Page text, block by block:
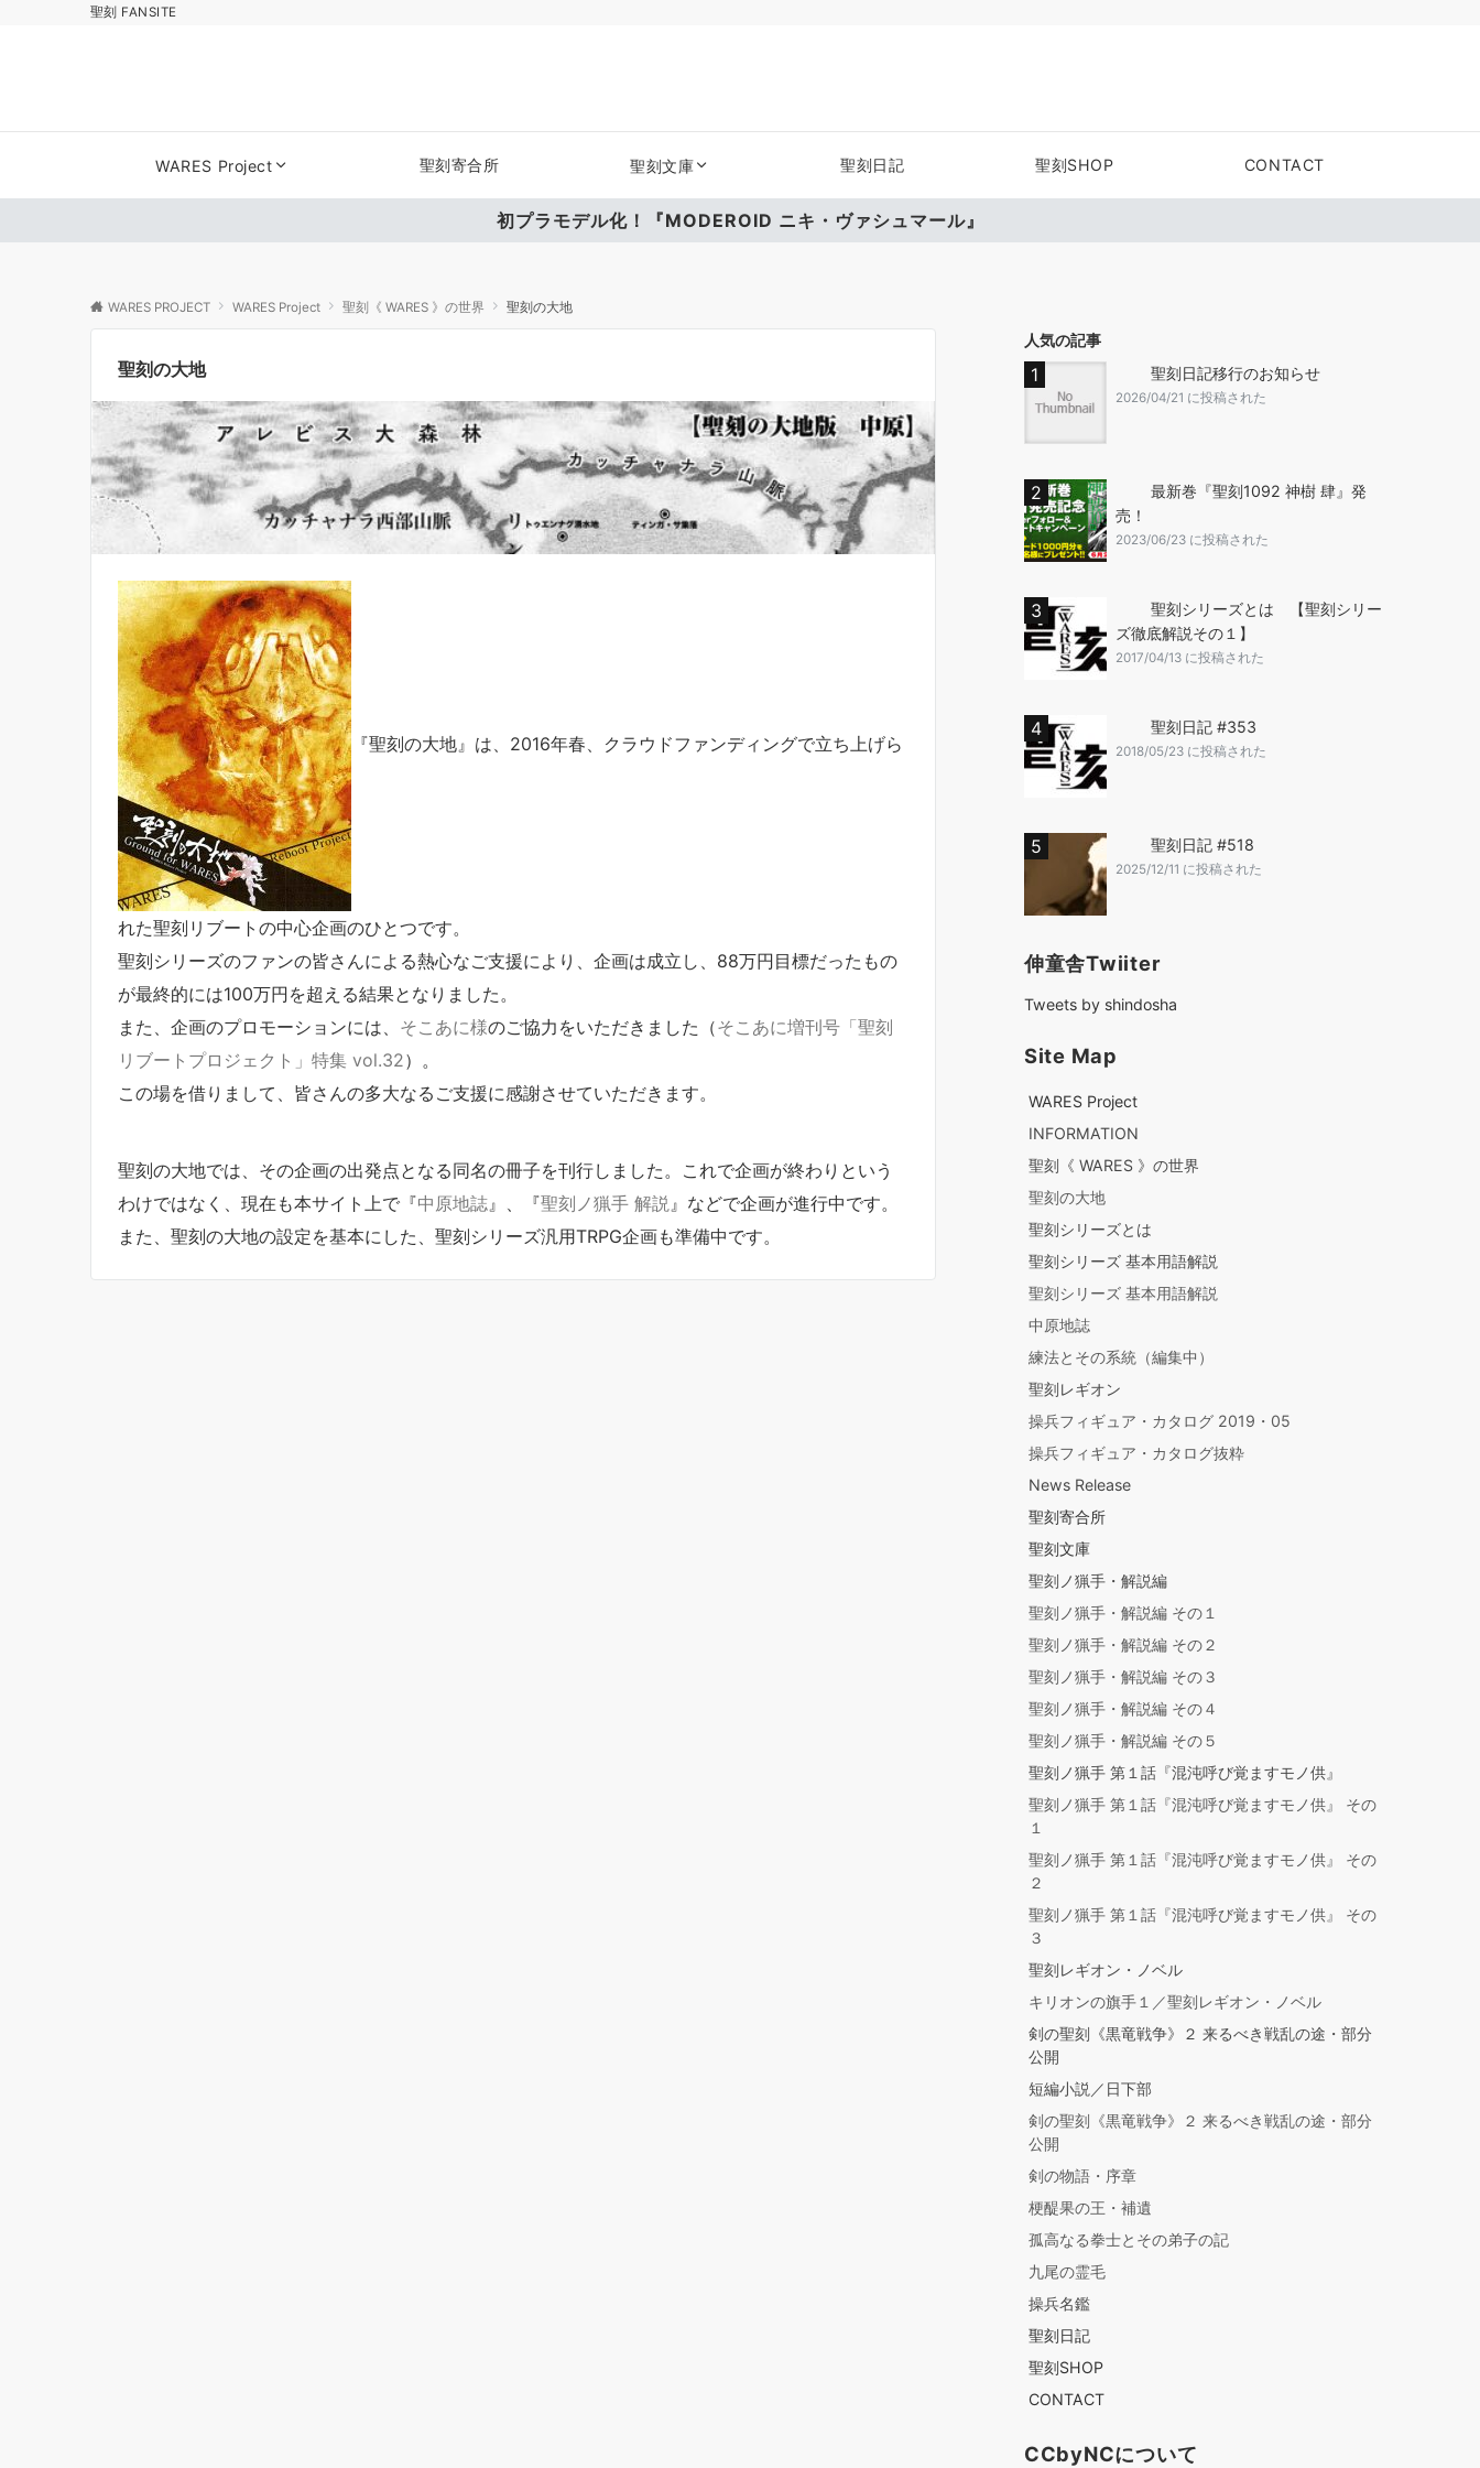
聖刻 FANSITE
WARES Project 聖刻寄合所 聖刻文庫 聖刻日記 聖刻SHOP CONTACT
初プラモデル化！『MODEROID ニキ・ヴァシュマール』
WARES PROJECT WARES Project 聖刻《 WARES 》の世界 聖刻の大地
聖刻の大地
『聖刻の大地』は、2016年春、クラウドファンディングで立ち上げら
れた聖刻リブートの中心企画のひとつです。
聖刻シリーズのファンの皆さんによる熱心なご支援により、企画は成立し、88万円目標だったもの
が最終的には100万円を超える結果となりました。
また、企画のプロモーションには、 そこあに様のご協力をいただきました （そこあに増刊号「聖刻
リブートプロジェクト」特集 vol.32） 。
この場を借りまして、皆さんの多大なるご支援に感謝させていただきます。
聖刻の大地では、その企画の出発点となる同名の冊子を刊行しました。これで企画が終わりという
わけではなく、現在も本サイト上で『中原地誌 』、『聖刻ノ猟手 解説 』などで企画が進行中です。
また、聖刻の大地の設定を基本にした、 聖刻シリーズ汎用TRPG企画も準備中です。
人気の記事
聖刻日記移行のお知らせ
2026/04/21 に投稿された
最新巻『聖刻1092 神樹 肆』発
売！
2023/06/23 に投稿された
聖刻シリーズとは 【聖刻シリー
ズ徹底解説その１】
2017/04/13 に投稿された
聖刻日記 #353
2018/05/23 に投稿された
聖刻日記 #518
2025/12/11 に投稿された
伸童舎Twiiter
Tweets by shindosha
Site Map
WARES Project
INFORMATION
聖刻《 WARES 》の世界
聖刻の大地
聖刻シリーズとは
聖刻シリーズ 基本用語解説
聖刻シリーズ 基本用語解説
中原地誌
練法とその系統（編集中）
聖刻レギオン
操兵フィギュア・カタログ 2019・05
操兵フィギュア・カタログ抜粋
News Release
聖刻寄合所
聖刻文庫
聖刻ノ猟手・解説編
聖刻ノ猟手・解説編 その１
聖刻ノ猟手・解説編 その２
聖刻ノ猟手・解説編 その３
聖刻ノ猟手・解説編 その４
聖刻ノ猟手・解説編 その５
聖刻ノ猟手 第１話『混沌呼び覚ますモノ供』
聖刻ノ猟手 第１話『混沌呼び覚ますモノ供』 その
１
聖刻ノ猟手 第１話『混沌呼び覚ますモノ供』 その
２
聖刻ノ猟手 第１話『混沌呼び覚ますモノ供』 その
３
聖刻レギオン・ノベル
キリオンの旗手１／聖刻レギオン・ノベル
剣の聖刻《黒竜戦争》２ 来るべき戦乱の途・部分
公開
短編小説／日下部
剣の聖刻《黒竜戦争》２ 来るべき戦乱の途・部分
公開
剣の物語・序章
梗醍果の王・補遺
孤高なる拳士とその弟子の記
九尾の霊毛
操兵名鑑
聖刻日記
聖刻SHOP
CONTACT
CCbyNCについて